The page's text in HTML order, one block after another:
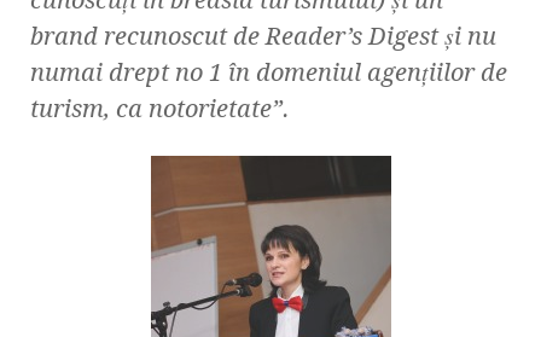
brand recunoscut de Reader’s Digest şi nu
numai drept no 1 în domeniul agenţiilor de
turism, ca notorietate”.